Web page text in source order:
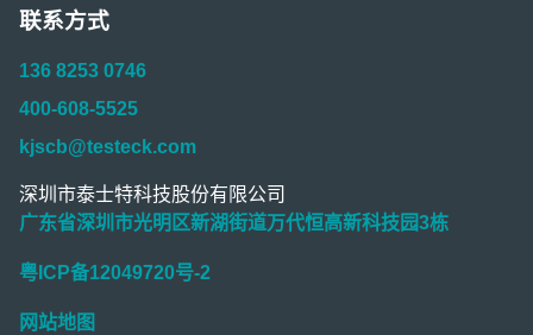
联系方式
136 8253 0746
400-608-5525
kjscb@testeck.com
深圳市泰士特科技股份有限公司
广东省深圳市光明区新湖街道万代恒高新科技园3栋
粤ICP备12049720号-2
网站地图